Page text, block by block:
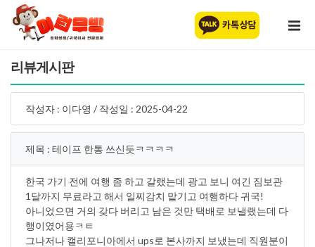
리뷰게시판
작성자 : 이다영 / 작성일 : 2025-04-22
제목 : 테이프 한통 쓰신듯ㅋㅋㅋㅋ
한국 가기 전에 여행 좀 하고 갈랬는데 광고 보니 여긴 짐보관
1달까지 무료라고 해서 일찌감치 맡기고 여행하다 귀국!
아니었으면 거의 갖다 버리고 남은 것만 택배로 보낼랬는데 다
행이였어용ㅋㅌ
그나저나 캘리포니아에서 ups로 본사까지 보냈는데 직원분이